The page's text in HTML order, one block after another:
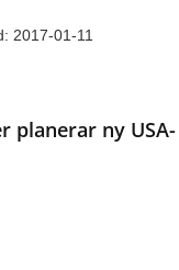
2017-01-11
planerar ny USA-